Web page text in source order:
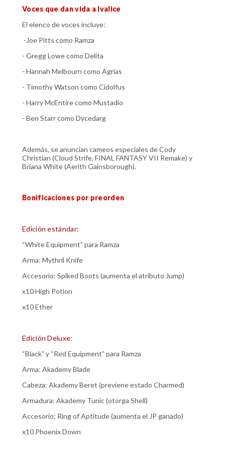
Voces que dan vida a Ivalice
El elenco de voces incluye:
-Joe Pitts como Ramza
- Gregg Lowe como Delita
- Hannah Melbourn como Agrias
- Timothy Watson como Cidolfus
- Harry McEntire como Mustadio
- Ben Starr como Dycedarg
Además, se anuncian cameos especiales de Cody
Christian (Cloud Strife, FINAL FANTASY VII Remake) y
Briana White (Aerith Gainsborough).
Bonificaciones por preorden
Edición estándar:
“White Equipment” para Ramza
Arma: Mythril Knife
Accesorio: Spiked Boots (aumenta el atributo Jump)
x10 High Potion
x10 Ether
Edición Deluxe:
“Black” y “Red Equipment” para Ramza
Arma: Akademy Blade
Cabeza: Akademy Beret (previene estado Charmed)
Armadura: Akademy Tunic (otorga Shell)
Accesorio: Ring of Aptitude (aumenta el JP ganado)
x10 Phoenix Down